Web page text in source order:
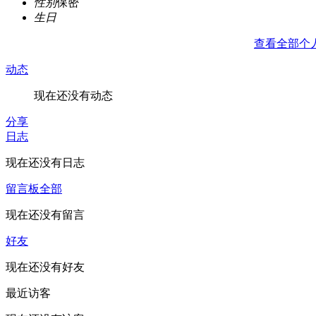
生日
查看全部个
动态
现在还没有动态
分享
日志
现在还没有日志
留言板全部
现在还没有留言
好友
现在还没有好友
最近访客